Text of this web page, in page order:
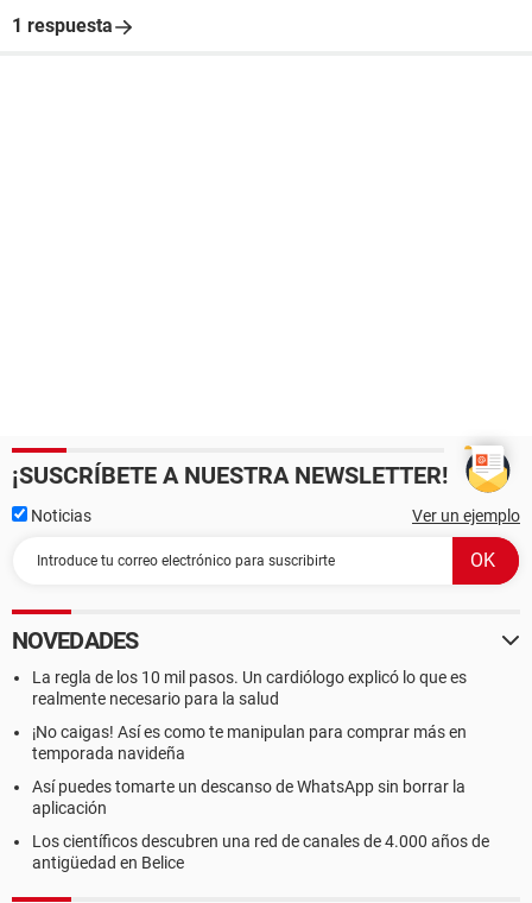
1 respuesta
¡SUSCRÍBETE A NUESTRA NEWSLETTER!
Noticias Ver un ejemplo
NOVEDADES
La regla de los 10 mil pasos. Un cardiólogo explicó lo que es
realmente necesario para la salud
¡No caigas! Así es como te manipulan para comprar más en
temporada navideña
Así puedes tomarte un descanso de WhatsApp sin borrar la
aplicación
Los científicos descubren una red de canales de 4.000 años de
antigüedad en Belice